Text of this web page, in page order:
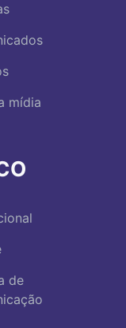
mídia
de